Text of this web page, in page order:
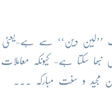
’’لین دین‘‘ سے ہے-
ہے- کیونکہ معاملات
مجید و سنت مبارکہ ...